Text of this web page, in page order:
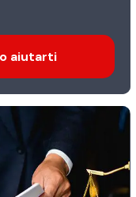
aiutarti